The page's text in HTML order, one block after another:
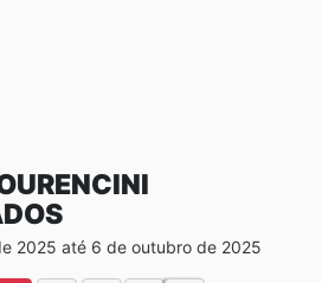
2025 até 6 de outubro de 2025